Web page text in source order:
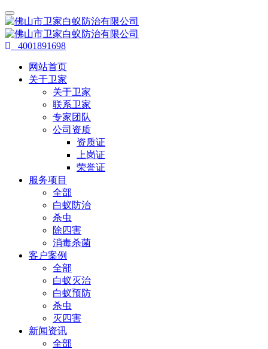
4001891698
网站首页
关于卫家
关于卫家
联系卫家
专家团队
公司资质
资质证
上岗证
荣誉证
服务项目
全部
白蚁防治
杀虫
除四害
消毒杀菌
客户案例
全部
白蚁灭治
白蚁预防
杀虫
灭四害
新闻资讯
全部